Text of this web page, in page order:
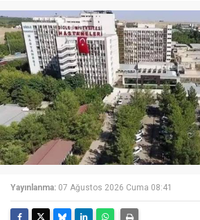
Yayınlanma: 07 Ağustos 2026 Cuma 08:41